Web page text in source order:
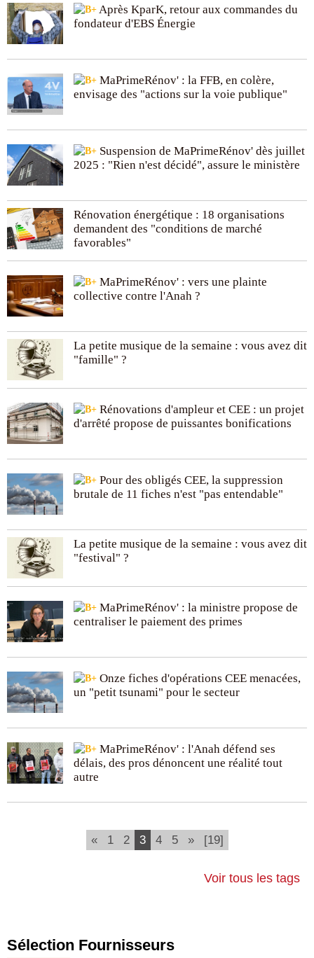
Après KparK, retour aux commandes du
fondateur d'EBS Énergie
MaPrimeRénov' : la FFB, en colère,
envisage des "actions sur la voie publique"
Suspension de MaPrimeRénov' dès juillet
2025 : "Rien n'est décidé", assure le ministère
Rénovation énergétique : 18 organisations
demandent des "conditions de marché
favorables"
MaPrimeRénov' : vers une plainte
collective contre l'Anah ?
La petite musique de la semaine : vous avez dit
"famille" ?
Rénovations d'ampleur et CEE : un projet
d'arrêté propose de puissantes bonifications
Pour des obligés CEE, la suppression
brutale de 11 fiches n'est "pas entendable"
La petite musique de la semaine : vous avez dit
"festival" ?
MaPrimeRénov' : la ministre propose de
centraliser le paiement des primes
Onze fiches d'opérations CEE menacées,
un "petit tsunami" pour le secteur
MaPrimeRénov' : l'Anah défend ses
délais, des pros dénoncent une réalité tout
autre
« 1 2 3(current)
4 5 » [19]
Voir tous les tags
Sélection Fournisseurs